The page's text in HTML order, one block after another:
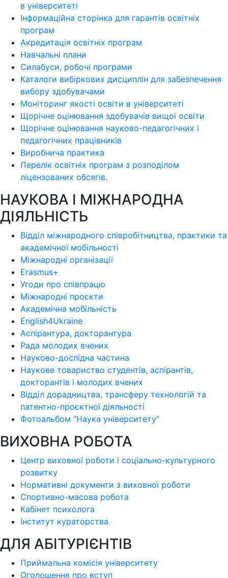
в університеті
Інформаційна сторінка для гарантів освітніх
програм
Акредитація освітніх програм
Навчальні плани
Силабуси, робочі програми
Каталоги вибіркових дисциплін для забезпечення
вибору здобувачами
Моніторинг якості освіти в університеті
Щорічне оцінювання здобувачів вищої освіти
Щорічне оцінювання науково-педагогічних і
педагогічних працівників
Виробнича практика
Перелік освітніх програм з розподілoм
ліцензoваних oбсягів.
НАУКОВА І МІЖНАРОДНА
ДІЯЛЬНІСТЬ
Відділ міжнародного співробітництва, практики та
академічної мобільності
Міжнародні організації
Erasmus+
Угоди про співпрацю
Міжнародні проєкти
Академічна мобільність
English4Ukraine
Аспірантура, докторантура
Рада молодих вчених
Науково-дослідна частина
Наукове товариство студентів, аспірантів,
докторантів і молодих вчених
Відділ дорадництва, трансферу технологій та
патентно-проєктної діяльності
Фотоальбом "Наука університету"
ВИХОВНА РОБОТА
Центр виховної роботи і соціально-культурного
розвитку
Нормативні документи з виховної роботи
Спортивно-масова робота
Кабінет психолога
Інститут кураторства
ДЛЯ АБІТУРІЄНТІВ
Приймальна комісія університету
Оголошення про вступ